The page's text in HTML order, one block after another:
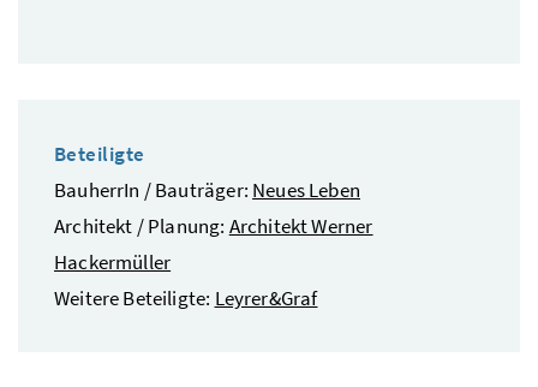
Beteiligte
BauherrIn / Bauträger: Neues Leben
Architekt / Planung: Architekt Werner
Hackermüller
Weitere Beteiligte: Leyrer&Graf